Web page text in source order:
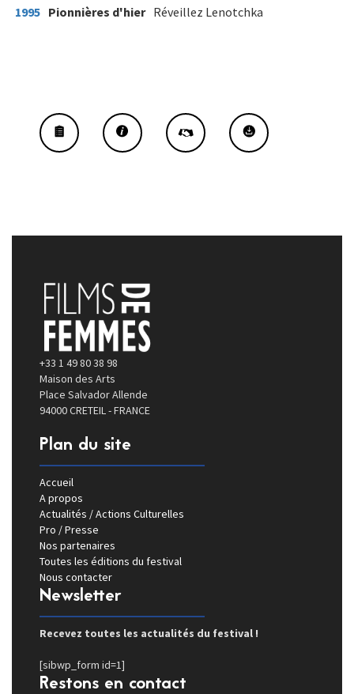
1995 Pionnières d'hier Réveillez Lenotchka
+33 1 49 80 38 98
Maison des Arts
Place Salvador Allende
94000 CRETEIL - FRANCE
Plan du site
Accueil
A propos
Actualités / Actions Culturelles
Pro / Presse
Nos partenaires
Toutes les éditions du festival
Nous contacter
Newsletter
Recevez toutes les actualités du festival !
[sibwp_form id=1]
Restons en contact